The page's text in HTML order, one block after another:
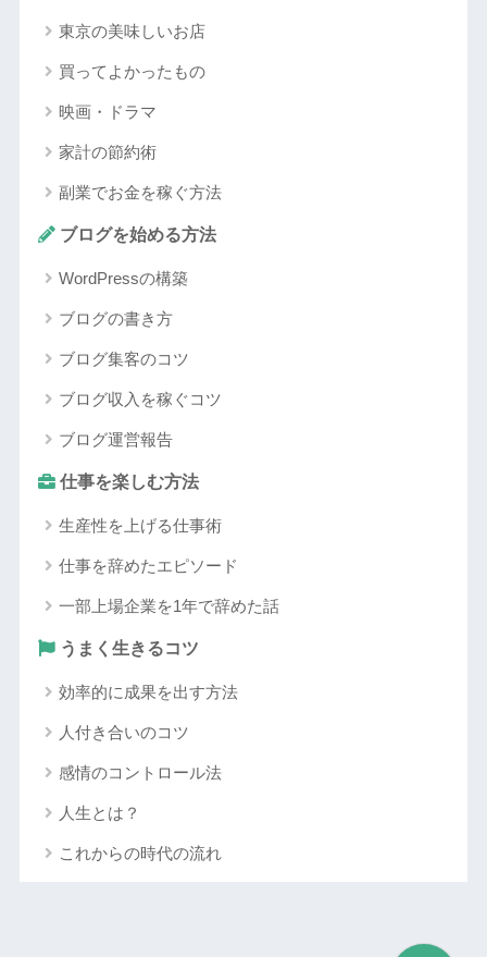
東京の美味しいお店
買ってよかったもの
映画・ドラマ
家計の節約術
副業でお金を稼ぐ方法
ブログを始める方法
WordPressの構築
ブログの書き方
ブログ集客のコツ
ブログ収入を稼ぐコツ
ブログ運営報告
仕事を楽しむ方法
生産性を上げる仕事術
仕事を辞めたエピソード
一部上場企業を1年で辞めた話
うまく生きるコツ
効率的に成果を出す方法
人付き合いのコツ
感情のコントロール法
人生とは？
これからの時代の流れ